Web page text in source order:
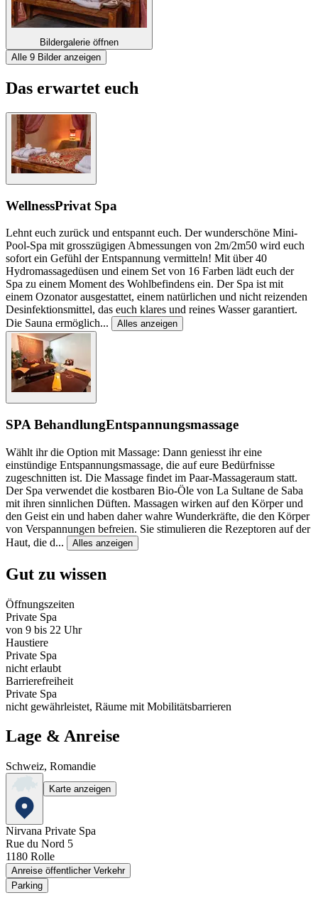
Bildergalerie öffnen
Alle 9 Bilder anzeigen
Das erwartet euch
WellnessPrivat Spa
Lehnt euch zurück und entspannt euch. Der wunderschöne Mini-
Pool-Spa mit grosszügigen Abmessungen von 2m/2m50 wird euch
sofort ein Gefühl der Entspannung vermitteln! Mit über 40
Hydromassagedüsen und einem Set von 16 Farben lädt euch der
Spa zu einem Moment des Wohlbefindens ein. Der Spa ist mit
einem Ozonator ausgestattet, einem natürlichen und nicht reizenden
Desinfektionsmittel, das euch klares und reines Wasser garantiert.
Die Sauna ermöglich... Alles anzeigen
SPA BehandlungEntspannungsmassage
Wählt ihr die Option mit Massage: Dann geniesst ihr eine
einstündige Entspannungsmassage, die auf eure Bedürfnisse
zugeschnitten ist. Die Massage findet im Paar-Massageraum statt.
Der Spa verwendet die kostbaren Bio-Öle von La Sultane de Saba
mit ihren sinnlichen Düften. Massagen wirken auf den Körper und
den Geist ein und haben daher wahre Wunderkräfte, die den Körper
von Verspannungen befreien. Sie stimulieren die Rezeptoren auf der
Haut, die d... Alles anzeigen
Gut zu wissen
Öffnungszeiten
Private Spa
von 9 bis 22 Uhr
Haustiere
Private Spa
nicht erlaubt
Barrierefreiheit
Private Spa
nicht gewährleistet, Räume mit Mobilitätsbarrieren
Lage & Anreise
Schweiz, Romandie
Karte anzeigen
Nirvana Private Spa
Rue du Nord 5
1180 Rolle
Anreise öffentlicher Verkehr
Parking